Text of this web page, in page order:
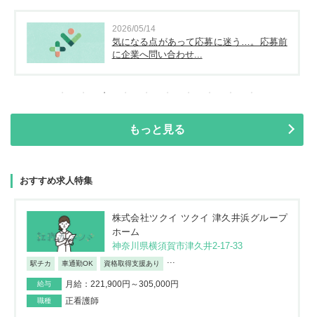
2026/05/14
気になる点があって応募に迷う…。応募前
に企業へ問い合わせ...
もっと見る
おすすめ求人特集
株式会社ツクイ ツクイ 津久井浜グループ
ホーム
神奈川県横須賀市津久井2-17-33
駅チカ 車通勤OK 資格取得支援あり
給与 月給：221,900円～305,000円
職種 正看護師